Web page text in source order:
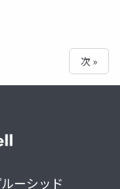
次 »
ーシッド